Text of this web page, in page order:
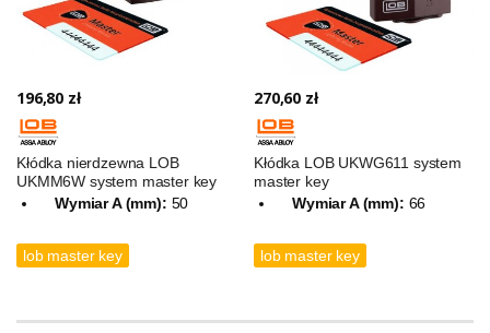
196,80 zł
Kłódka nierdzewna LOB
UKMM6W system master key
Wymiar A (mm): 50
lob master key
270,60 zł
Kłódka LOB UKWG611 system
master key
Wymiar A (mm): 66
lob master key